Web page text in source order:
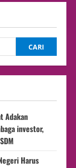
Adakan
investor,
Harus